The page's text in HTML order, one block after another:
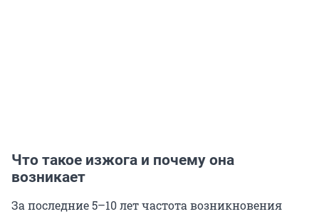
Что такое изжога и почему она
возникает
За последние 5–10 лет частота возникновения